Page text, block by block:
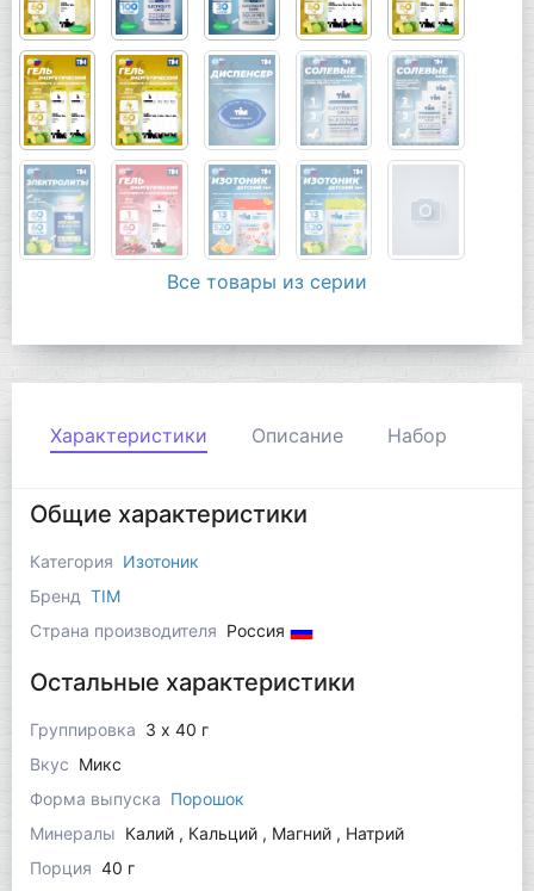
Все товары из серии
Характеристики Описание Набор
Общие характеристики
Категория Изотоник
Бренд TIM
Страна производителя Россия
Остальные характеристики
Группировка 3 x 40 г
Вкус Микс
Форма выпуска Порошок
Минералы Калий , Кальций , Магний , Натрий
Порция 40 г